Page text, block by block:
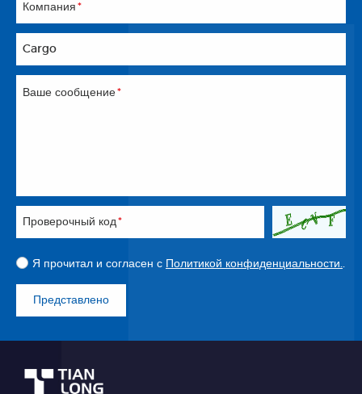
Компания *
Cargo
Ваше сообщение*
Проверочный код *
Я прочитал и согласен с Политикой конфиденциальности.
Представлено